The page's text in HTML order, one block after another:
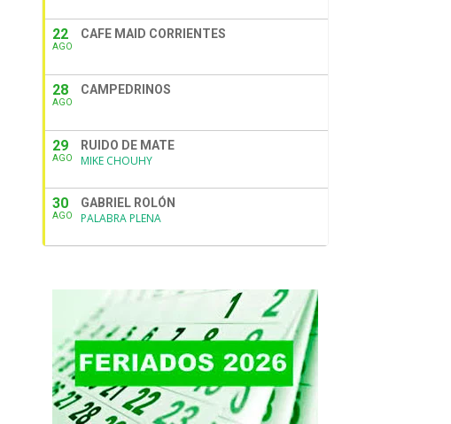
22
AGO
CAFE MAID CORRIENTES
28
AGO
CAMPEDRINOS
29
AGO
RUIDO DE MATE
MIKE CHOUHY
30
AGO
GABRIEL ROLÓN
PALABRA PLENA